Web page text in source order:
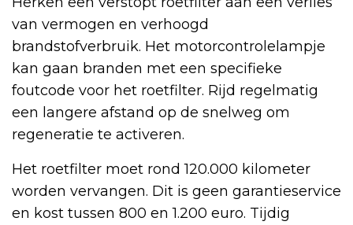
van vermogen en verhoogd
brandstofverbruik. Het motorcontrolelampje
kan gaan branden met een specifieke
foutcode voor het roetfilter. Rijd regelmatig
een langere afstand op de snelweg om
regeneratie te activeren.
Het roetfilter moet rond 120.000 kilometer
worden vervangen. Dit is geen garantieservice
en kost tussen 800 en 1.200 euro. Tijdig